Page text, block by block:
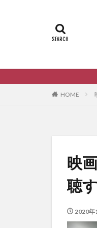
HOME
映
聴
2020年